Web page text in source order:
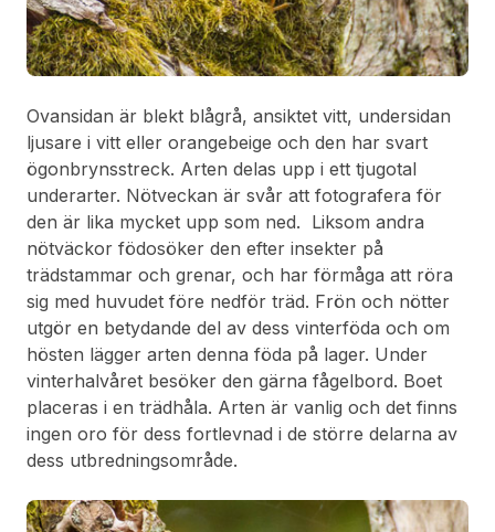
Ovansidan är blekt blågrå, ansiktet vitt, undersidan
ljusare i vitt eller orangebeige och den har svart
ögonbrynsstreck. Arten delas upp i ett tjugotal
underarter. Nötveckan är svår att fotografera för
den är lika mycket upp som ned. Liksom andra
nötväckor födosöker den efter insekter på
trädstammar och grenar, och har förmåga att röra
sig med huvudet före nedför träd. Frön och nötter
utgör en betydande del av dess vinterföda och om
hösten lägger arten denna föda på lager. Under
vinterhalvåret besöker den gärna fågelbord. Boet
placeras i en trädhåla. Arten är vanlig och det finns
ingen oro för dess fortlevnad i de större delarna av
dess utbredningsområde.